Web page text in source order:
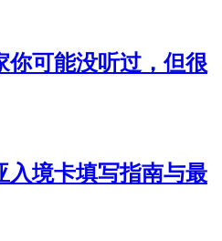
你可能没听过，但很
入境卡填写指南与最